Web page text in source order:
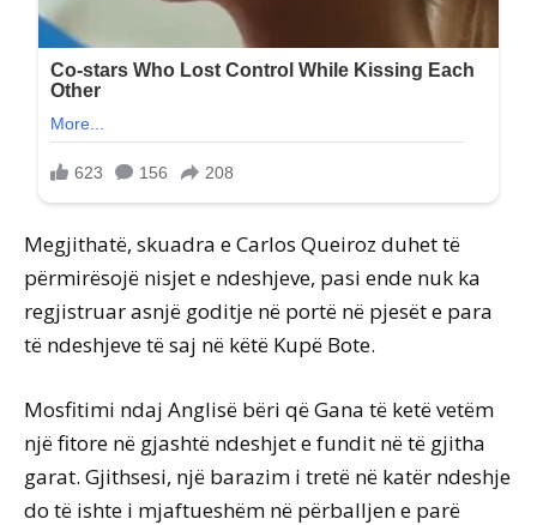
Megjithatë, skuadra e Carlos Queiroz duhet të
përmirësojë nisjet e ndeshjeve, pasi ende nuk ka
regjistruar asnjë goditje në portë në pjesët e para
të ndeshjeve të saj në këtë Kupë Bote.
Mosfitimi ndaj Anglisë bëri që Gana të ketë vetëm
një fitore në gjashtë ndeshjet e fundit në të gjitha
garat. Gjithsesi, një barazim i tretë në katër ndeshje
do të ishte i mjaftueshëm në përballjen e parë